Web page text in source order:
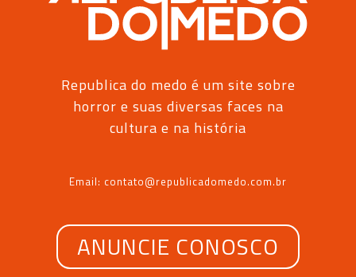
Republica do medo é um site sobre
horror e suas diversas faces na
cultura e na história
Email: contato@republicadomedo.com.br
ANUNCIE CONOSCO